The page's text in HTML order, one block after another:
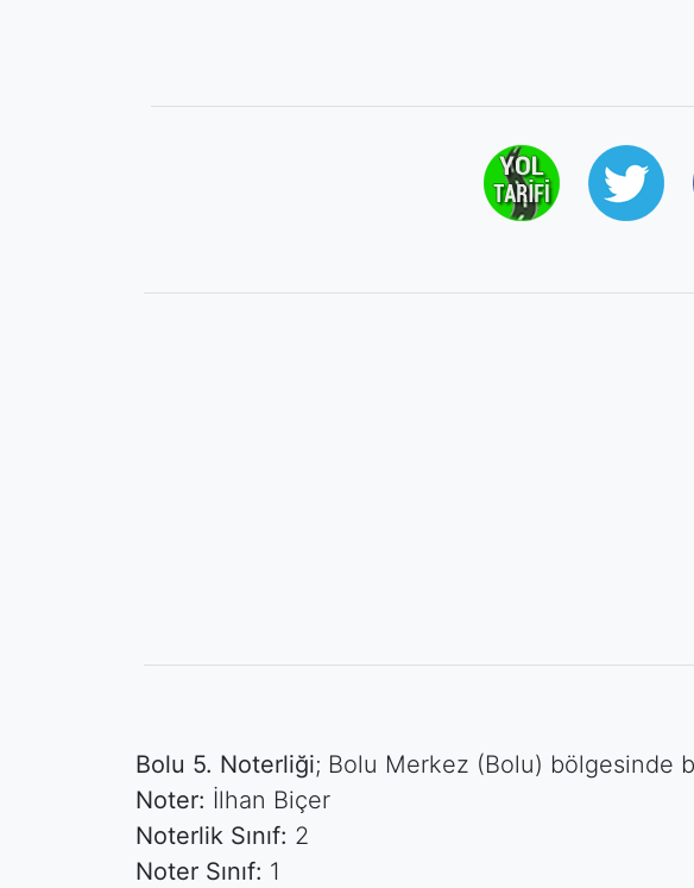
Bolu 5. Noterliği; Bolu Merkez (Bolu) bölgesinde
Noter: İlhan Biçer
Noterlik Sınıf: 2
Noter Sınıf: 1